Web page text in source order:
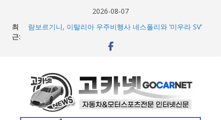
2026-08-07
최
근:
람보르기니, 이탈리아 우주비행사 네스폴리와 ‘미우라 SV’
현대차, 8세대 완전변경 ‘디 올 뉴 아반떼’ 주요 사양 및 가격
작 비하인드 영상 공개
[신차] 가주 레이싱, 주행 성능 강화한 ‘GR86’ 부분변경 모델
공개… 일본서 28일 계약 개시
포뮬러 E, 이동통신사 ‘기프가프’와 파트너십 체결… 친환경·
사회적 가치 창출 모색